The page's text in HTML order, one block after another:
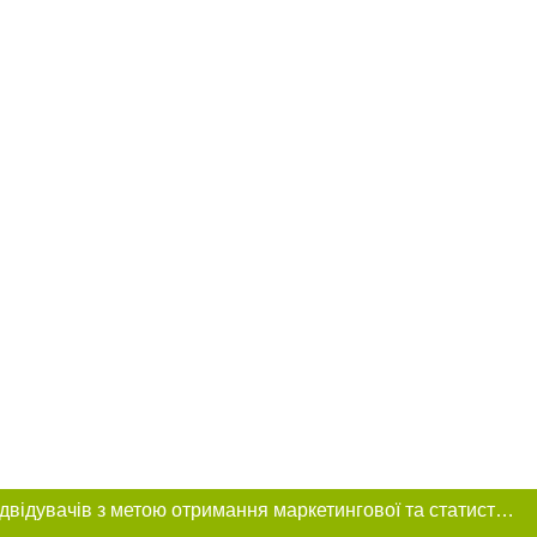
Цей сайт використовує «cookies». Також веб-сайт використовує інтернет-сервіс для збору технічних даних стосовно відвідувачів з метою отримання маркетингової та статистичної інформації. Умови обробки даних відвідувачів сайту див.